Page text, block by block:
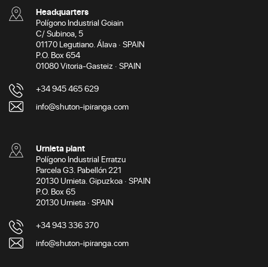
Headquarters
Polígono Industrial Goiain
C/ Subinoa, 5
01170 Legutiano. Álava · SPAIN
P.O. Box 654
01080 Vitoria-Gasteiz · SPAIN
+34 945 465 629
info@shuton-ipiranga.com
Urnieta plant
Polígono Industrial Erratzu
Parcela G3. Pabellón 221
20130 Urnieta. Gipuzkoa · SPAIN
P.O. Box 65
20130 Urnieta · SPAIN
+34 943 336 370
info@shuton-ipiranga.com